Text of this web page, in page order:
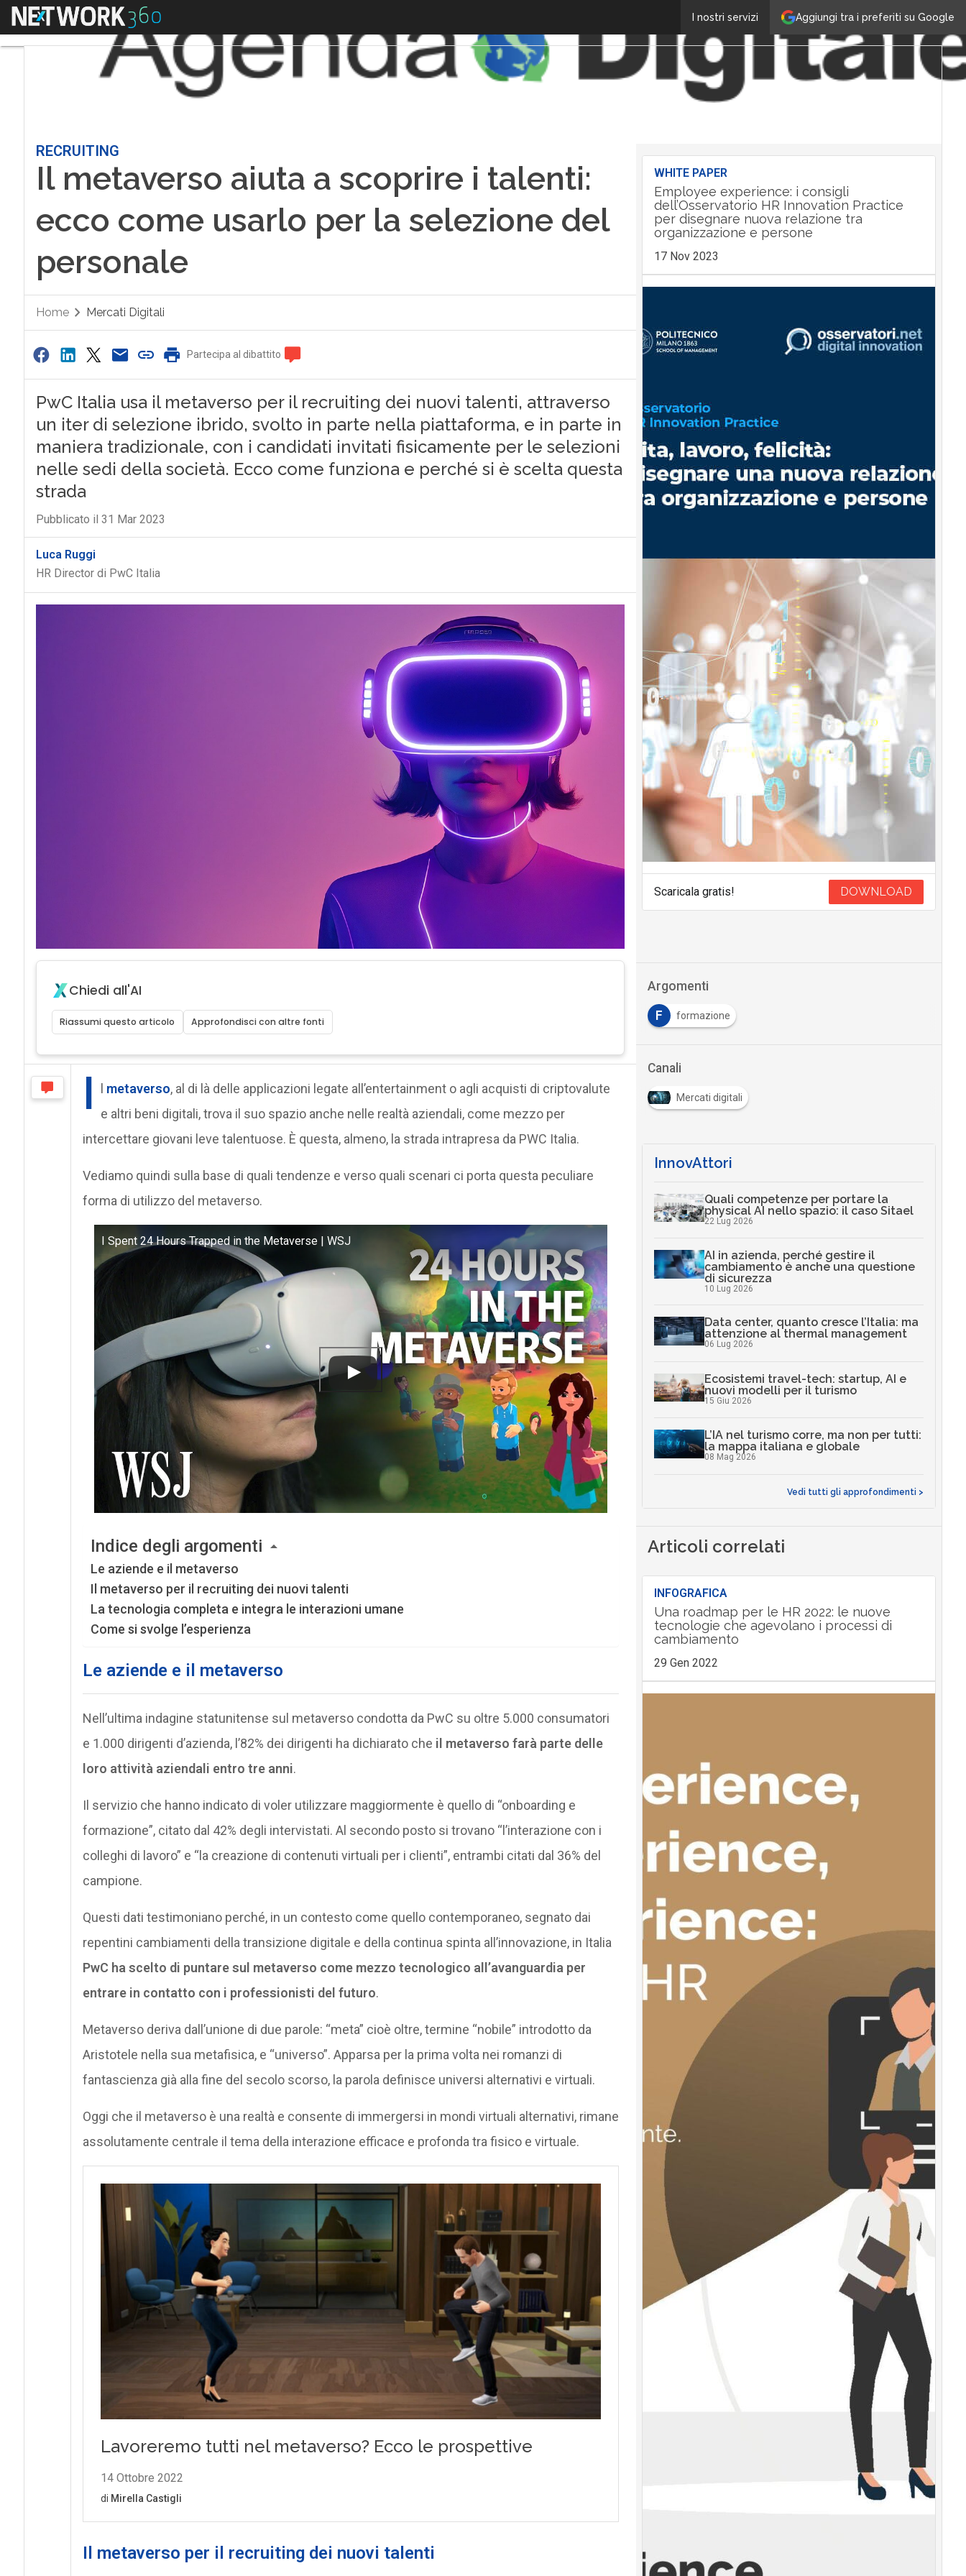
Aggiungi tra i preferiti su Google
I nostri servizi
Menu
RECRUITING
Il metaverso aiuta a scoprire i talenti:
ecco come usarlo per la selezione del
personale
Home Mercati Digitali
Partecipa al dibattito
PwC Italia usa il metaverso per il recruiting dei nuovi talenti, attraverso
un iter di selezione ibrido, svolto in parte nella piattaforma, e in parte in
maniera tradizionale, con i candidati invitati fisicamente per le selezioni
nelle sedi della società. Ecco come funziona e perché si è scelta questa
strada
Pubblicato il 31 Mar 2023
Luca Ruggi
HR Director di PwC Italia
Chiedi all'AI
Riassumi questo articolo Approfondisci con altre fonti
I l metaverso, al di là delle applicazioni legate all’entertainment o agli acquisti di criptovalute
e altri beni digitali, trova il suo spazio anche nelle realtà aziendali, come mezzo per
intercettare giovani leve talentuose. È questa, almeno, la strada intrapresa da PWC Italia.
Vediamo quindi sulla base di quali tendenze e verso quali scenari ci porta questa peculiare
forma di utilizzo del metaverso.
I Spent 24 Hours Trapped in the Metaverse | WSJ
Indice degli argomenti
Le aziende e il metaverso
Il metaverso per il recruiting dei nuovi talenti
La tecnologia completa e integra le interazioni umane
Come si svolge l’esperienza
Le aziende e il metaverso
Nell’ultima indagine statunitense sul metaverso condotta da PwC su oltre 5.000 consumatori
e 1.000 dirigenti d’azienda, l’82% dei dirigenti ha dichiarato che il metaverso farà parte delle
loro attività aziendali entro tre anni.
Il servizio che hanno indicato di voler utilizzare maggiormente è quello di “onboarding e
formazione”, citato dal 42% degli intervistati. Al secondo posto si trovano “l’interazione con i
colleghi di lavoro” e “la creazione di contenuti virtuali per i clienti”, entrambi citati dal 36% del
campione.
Questi dati testimoniano perché, in un contesto come quello contemporaneo, segnato dai
repentini cambiamenti della transizione digitale e della continua spinta all’innovazione, in Italia
PwC ha scelto di puntare sul metaverso come mezzo tecnologico all’avanguardia per
entrare in contatto con i professionisti del futuro.
Metaverso deriva dall’unione di due parole: “meta” cioè oltre, termine “nobile” introdotto da
Aristotele nella sua metafisica, e “universo”. Apparsa per la prima volta nei romanzi di
fantascienza già alla fine del secolo scorso, la parola definisce universi alternativi e virtuali.
Oggi che il metaverso è una realtà e consente di immergersi in mondi virtuali alternativi, rimane
assolutamente centrale il tema della interazione efficace e profonda tra fisico e virtuale.
Il metaverso per il recruiting dei nuovi talenti
WHITE PAPER
Employee experience: i consigli
dell’Osservatorio HR Innovation Practice
per disegnare nuova relazione tra
organizzazione e persone
17 Nov 2023
Scaricala gratis! DOWNLOAD
Argomenti
F formazione
Canali
Mercati digitali
InnovAttori
Quali competenze per portare la
physical AI nello spazio: il caso Sitael
22 Lug 2026
AI in azienda, perché gestire il
cambiamento è anche una questione
di sicurezza
10 Lug 2026
Data center, quanto cresce l’Italia: ma
attenzione al thermal management
06 Lug 2026
Ecosistemi travel-tech: startup, AI e
nuovi modelli per il turismo
15 Giu 2026
L’IA nel turismo corre, ma non per tutti:
la mappa italiana e globale
08 Mag 2026
Vedi tutti gli approfondimenti >
Articoli correlati
INFOGRAFICA
Una roadmap per le HR 2022: le nuove
tecnologie che agevolano i processi di
cambiamento
29 Gen 2022